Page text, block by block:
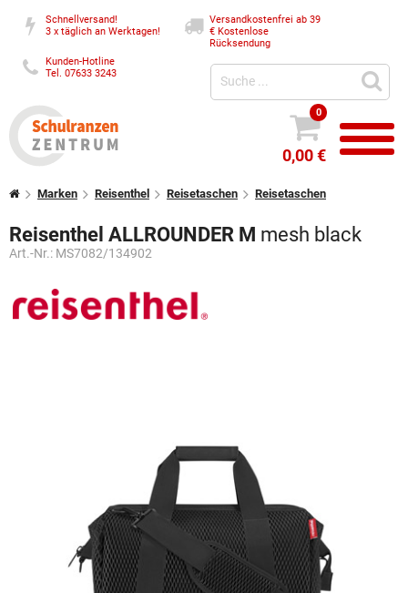
Schnellversand!
3 x täglich an Werktagen!
Versandkostenfrei ab 39
€Kostenlose
Rücksendung
Kunden-Hotline
Tel. 07633 3243
0
0,00 €
Marken Reisenthel Reisetaschen Reisetaschen
Reisenthel ALLROUNDER M mesh black
Art.-Nr.: MS7082/134902